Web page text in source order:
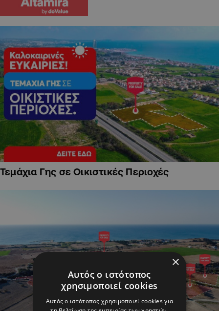
Τεμάχια Γης σε Οικιστικές Περιοχές
×
Αυτός ο ιστότοπος
χρησιμοποιεί cookies
Αυτός ο ιστότοπος χρησιμοποιεί cookies για